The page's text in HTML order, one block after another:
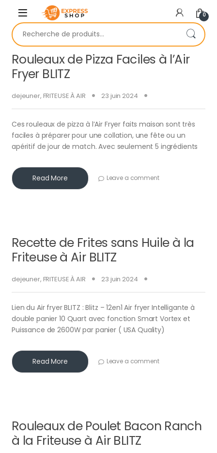
Skip to navigation
Skip to content
0
Recherche pour :
Rouleaux de Pizza Faciles à l’Air
Fryer BLITZ
dejeuner, FRITEUSE À AIR 23 juin 2024
Ces rouleaux de pizza à l’Air Fryer faits maison sont très
faciles à préparer pour une collation, une fête ou un
apéritif de jour de match. Avec seulement 5 ingrédients
Read More Leave a comment
Recette de Frites sans Huile à la
Friteuse à Air BLITZ
dejeuner, FRITEUSE À AIR 23 juin 2024
Lien du Air fryer BLITZ : Blitz – 12en1 Air fryer Intelligante à
double panier 10 Quart avec fonction Smart Vortex et
Puissance de 2600W par panier ( USA Quality)
Read More Leave a comment
Rouleaux de Poulet Bacon Ranch
à la Friteuse à Air BLITZ